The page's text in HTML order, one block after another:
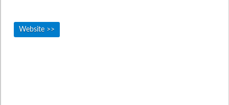
Website >>